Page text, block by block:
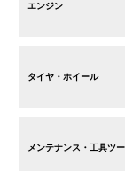
エンジン
タイヤ・ホイール
メンテナンス・工具ツ